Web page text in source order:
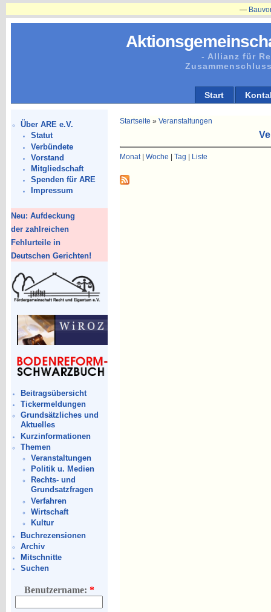
- Allianz für
Start
Über ARE e.V.
Statut
Verbündete
Vorstand
Mitgliedschaft
Spenden für ARE
Impressum
Neu: Aufdeckung
der zahlreichen
Fehlurteile in
Deutschen Gerichten!
Beitragsübersicht
Tickermeldungen
Grundsätzliches und
Aktuelles
Kurzinformationen
Themen
Veranstaltungen
Politik u. Medien
Rechts- und
Grundsatzfragen
Verfahren
Wirtschaft
Kultur
Buchrezensionen
Archiv
Mitschnitte
Suchen
Benutzername: *
Startseite » Veranstaltungen
Monat| Woche Tag Liste